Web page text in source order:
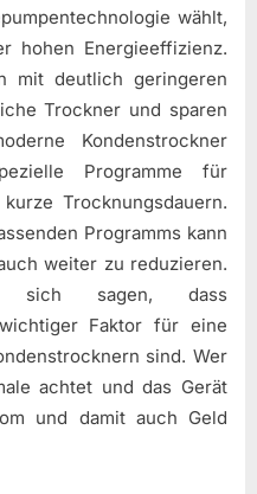
wählt,
hohen Energieeffizienz.
mit deutlich geringeren
Trockner und sparen
Kondenstrockner
Programme für
Trocknungsdauern.
Programms kann
weiter zu reduzieren.
sich sagen, dass
Faktor für eine
sind. Wer
achtet und das Gerät
und damit auch Geld